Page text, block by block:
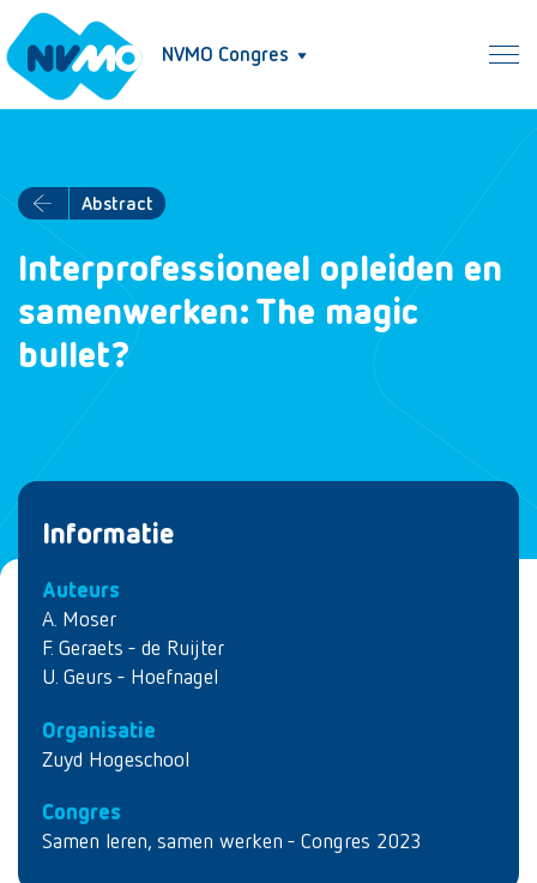
NVMO Congres
Abstract
Interprofessioneel opleiden en
samenwerken: The magic
bullet?
Informatie
Auteurs
A. Moser
F. Geraets - de Ruijter
U. Geurs - Hoefnagel
Organisatie
Zuyd Hogeschool
Congres
Samen leren, samen werken - Congres 2023